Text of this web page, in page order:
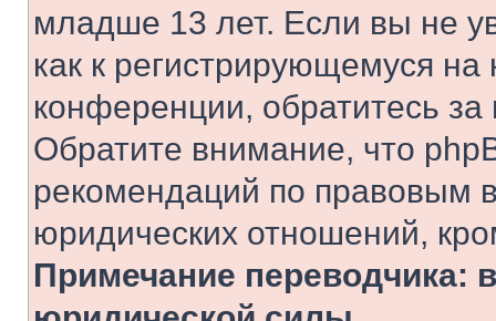
младше 13 лет. Если вы не
как к регистрирующемуся
конференции, обратитесь
Обратите внимание, что
рекомендаций по правовым
юридических отношений,
Примечание переводчика: